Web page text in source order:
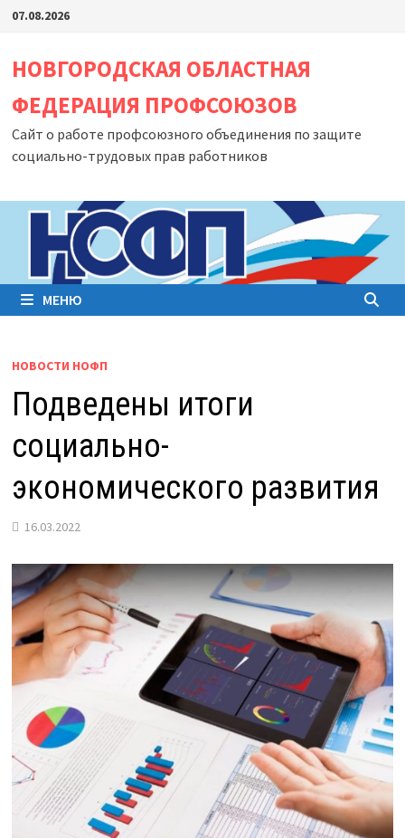
Перейти
содержимому
07.08.2026
НОВГОРОДСКАЯ ОБЛАСТНАЯ
ФЕДЕРАЦИЯ ПРОФСОЮЗОВ
Сайт о работе профсоюзного объединения по защите
социально-трудовых прав работников
МЕНЮ
НОВОСТИ НОФП
Подведены итоги
социально-
экономического развития
16.03.2022